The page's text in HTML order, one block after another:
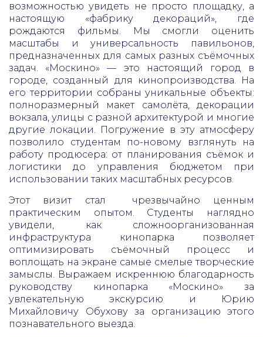
возможностью увидеть не просто площадку, а
настоящую «фабрику декораций», где
рождаются фильмы. Мы смогли оценить
масштабы и универсальность павильонов,
предназначенных для самых разных съёмочных
задач. «Москино» — это настоящий город в
городе, созданный для кинопроизводства. На
его территории собраны уникальные объекты:
полноразмерный макет самолёта, декорации
вокзала, улицы с разной архитектурой и многие
другие локации. Погружение в эту атмосферу
позволило студентам по-новому взглянуть на
работу продюсера: от планирования съёмок и
логистики до управления бюджетом при
использовании таких масштабных ресурсов.
Этот визит стал чрезвычайно ценным
практическим опытом. Студенты наглядно
увидели, как сложноорганизованная
инфраструктура кинопарка позволяет
оптимизировать съёмочный процесс и
воплощать на экране самые смелые творческие
замыслы. Выражаем искреннюю благодарность
руководству кинопарка «Москино» за
увлекательную экскурсию и Юрию
Михайловичу Обухову за организацию этого
познавательного выезда.